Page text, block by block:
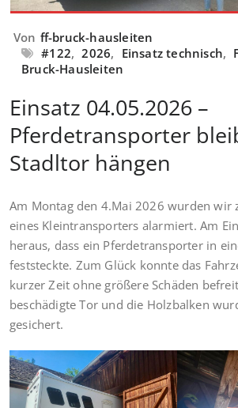
Von ff-bruck-hausleiten
#122, 2026, Einsatz technisch,
Bruck-Hausleiten
Einsatz 04.05.2026 –
Pferdetransporter
Stadltor hängen
Am Montag den 4.Mai 2026 wurden wir
eines Kleintransporters alarmiert. Am
heraus, dass ein Pferdetransporter in
feststeckte. Zum Glück konnte das
kurzer Zeit ohne größere Schäden
beschädigte Tor und die Holzbalken
gesichert.